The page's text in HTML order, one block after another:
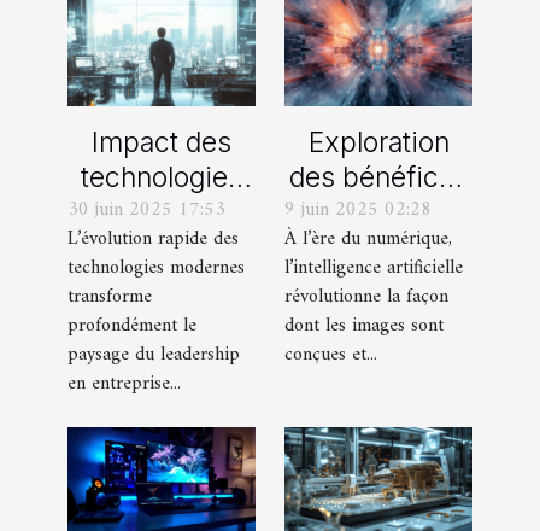
Impact des
technologies
modernes sur
le leadership
en entreprise
30 juin 2025 17:53
L’évolution rapide des
technologies modernes
transforme
profondément le
paysage du leadership
en entreprise...
Exploration
des bénéfices
de l'IA pour la
création de
visuels
innovants
9 juin 2025 02:28
À l’ère du numérique,
l’intelligence artificielle
révolutionne la façon
dont les images sont
conçues et...